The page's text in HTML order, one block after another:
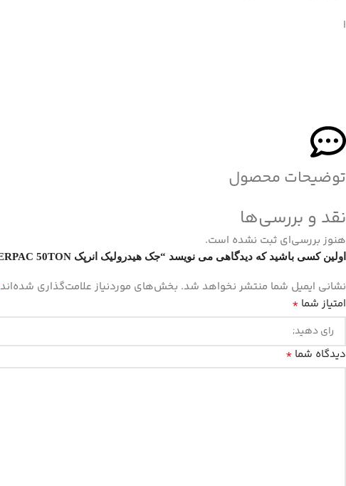
ا
توضیحات محصول
نقد و بررسی‌ها
هنوز بررسی‌ای ثبت نشده است.
اولین کسی باشید که دیدگاهی می نویسد “جک هیدرولیک انرپک ENERPAC 50TON مدل RC506”
نشانی ایمیل شما منتشر نخواهد شد. بخش‌های موردنیاز علامت‌گذاری شده‌اند
امتیاز شما *
دیدگاه شما *